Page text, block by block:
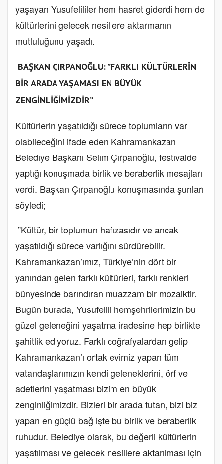
yaşayan Yusufelililer hem hasret giderdi hem de
kültürlerini gelecek nesillere aktarmanın
mutluluğunu yaşadı.
BAŞKAN ÇIRPANOĞLU: ”FARKLI KÜLTÜRLERİN
BİR ARADA YAŞAMASI EN BÜYÜK
ZENGİNLİĞİMİZDİR”
Kültürlerin yaşatıldığı sürece toplumların var
olabileceğini ifade eden Kahramankazan
Belediye Başkanı Selim Çırpanoğlu, festivalde
yaptığı konuşmada birlik ve beraberlik mesajları
verdi. Başkan Çırpanoğlu konuşmasında şunları
söyledi;
”Kültür, bir toplumun hafızasıdır ve ancak
yaşatıldığı sürece varlığını sürdürebilir.
Kahramankazan’ımız, Türkiye’nin dört bir
yanından gelen farklı kültürleri, farklı renkleri
bünyesinde barındıran muazzam bir mozaiktir.
Bugün burada, Yusufelili hemşehrilerimizin bu
güzel geleneğini yaşatma iradesine hep birlikte
şahitlik ediyoruz. Farklı coğrafyalardan gelip
Kahramankazan’ı ortak evimiz yapan tüm
vatandaşlarımızın kendi geleneklerini, örf ve
adetlerini yaşatması bizim en büyük
zenginliğimizdir. Bizleri bir arada tutan, bizi biz
yapan en güçlü bağ işte bu birlik ve beraberlik
ruhudur. Belediye olarak, bu değerli kültürlerin
yaşatılması ve gelecek nesillere aktarılması için